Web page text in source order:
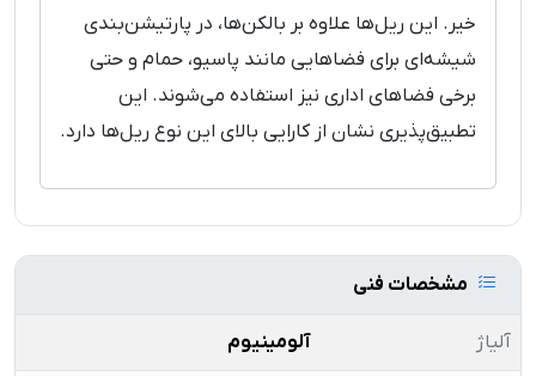
خیر. این ریل‌ها علاوه بر بالکن‌ها، در پارتیشن‌بندی
شیشه‌ای برای فضاهایی مانند پاسیو، حمام و حتی
برخی فضاهای اداری نیز استفاده می‌شوند. این
تطبیق‌پذیری نشان از کارایی بالای این نوع ریل‌ها دارد.
مشخصات فنی
آلیاژ آلومینیوم